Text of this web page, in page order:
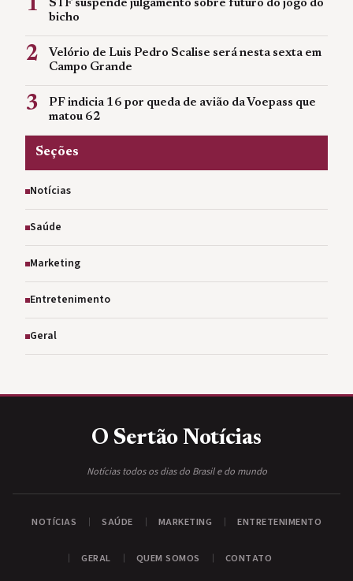
1
STF suspende julgamento sobre futuro do jogo do
bicho
2
Velório de Luis Pedro Scalise será nesta sexta em
Campo Grande
3
PF indicia 16 por queda de avião da Voepass que
matou 62
Seções
Notícias
Saúde
Marketing
Entretenimento
Geral
O Sertão Notícias
Notícias todos os dias do Brasil e do mundo
NOTÍCIAS SAÚDE MARKETING ENTRETENIMENTO
GERAL QUEM SOMOS CONTATO